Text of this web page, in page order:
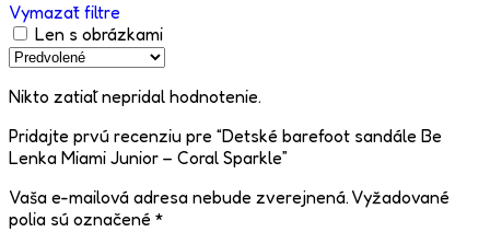
Vymazať filtre
Len s obrázkami
Nikto zatiaľ nepridal hodnotenie.
Pridajte prvú recenziu pre “Detské barefoot sandále Be
Lenka Miami Junior – Coral Sparkle”
Vaša e-mailová adresa nebude zverejnená. Vyžadované
polia sú označené *